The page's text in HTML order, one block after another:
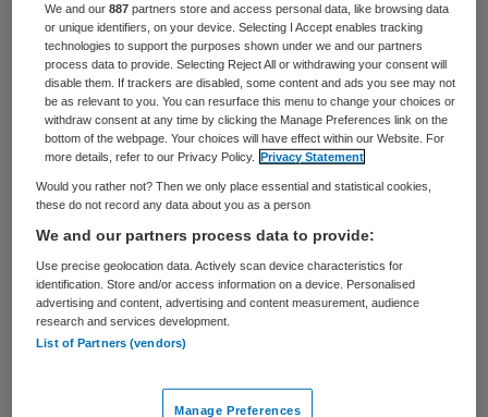
Boxmeer is in het geding, ondermeer omdat
de directie al jaren zou weigeren voldoende
chirurgen in te schakelen. Dat meldt de
Volkskrant op basis van een rapport van
emeritus hoogleraar Peter Soeters, dat in
bezit van de krant is.
In 2008 rapporteerden Soeters en een
collega van de Nederlandse Vereniging van
Heelkunde (NVvH) dat de werkdruk in het
Maasziekenhuis te hoog was. Daarnaast
samenwerking tussen afdelingen. Ook zou
We and our887 partners store and access personal data, like browsing data
or unique identifiers, on your device. Selecting I Accept enables tracking
technologies to support the purposes shown under we and our partners
process data to provide. Selecting Reject All or withdrawing your consent will
disable them. If trackers are disabled, some content and ads you see may not
be as relevant to you. You can resurface this menu to change your choices or
withdraw consent at any time by clicking the Manage Preferences link on the
bottom of the webpage. Your choices will have effect within our Website. For
more details, refer to our Privacy Policy.
Privacy Statement
Would you rather not? Then we only place essential and statistical cookies,
these do not record any data about you as a person
We and our partners process data to provide:
Use precise geolocation data. Actively scan device characteristics for
identification. Store and/or access information on a device. Personalised
advertising and content, advertising and content measurement, audience
research and services development.
List of Partners (vendors)
Manage Preferences